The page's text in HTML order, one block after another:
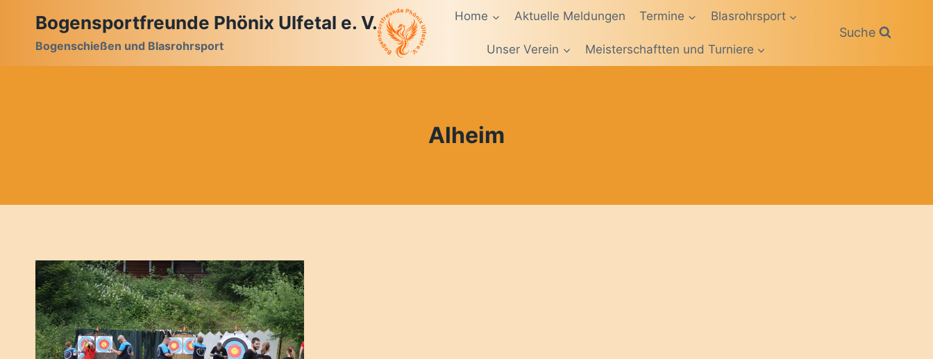
springen
Bogensportfreunde Phönix Ulfetal e. V.
Bogenschießen und Blasrohrsport
Home Aktuelle Meldungen Termine Blasrohrsport
Unser Verein Meisterschaftten und Turniere
Suche
Alheim